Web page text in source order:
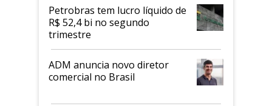
Petrobras tem lucro líquido de
R$ 52,4 bi no segundo
trimestre
ADM anuncia novo diretor
comercial no Brasil